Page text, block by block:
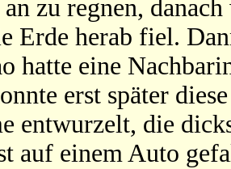
zu regnen,
Erde herab fiel.
hatte eine
erst später
entwurzelt, die
auf einem Auto